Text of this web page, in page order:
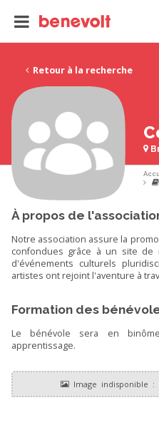
Retour à la recherche
À propos de
Notre association assure la
confondues grâce à un site de
d'événements culturels
artistes ont rejoint l'aventure à
Formation des
Le bénévole sera en
apprentissage.